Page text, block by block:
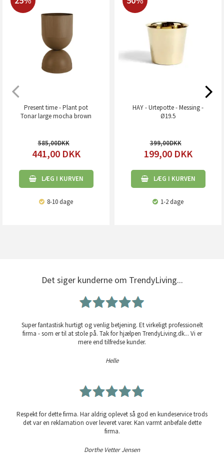
Present time - Plant pot
Tonar large mocha brown
585,00
441,00 DKK
LÆG I KURVEN
8-10 dage
HAY - Urtepotte - Messing -
Ø19.5
399,00
199,00 DKK
LÆG I KURVEN
1-2 dage
Det siger kunderne om TrendyLiving...
Super fantastisk hurtigt og venlig betjening. Et virkeligt professionelt
firma - som er til at stole på. Tak for hjælpen TrendyLiving.dk... Vi er
mere end tilfredse kunder.
Helle
Respekt for dette firma. Har aldrig oplevet så god en kundeservice trods
det var en reklamation over leveret varer. Kan varmt anbefale dette
firma.
Dorthe Vetter Jensen